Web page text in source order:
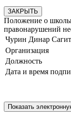
ЗАКРЫТЬ
Положение о
правонарушений
Чурин Динар
Организация
Должность
Дата и время